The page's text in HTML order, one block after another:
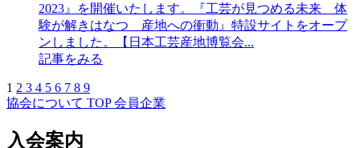
2023』を開催いたします。『工芸が見つめる未来 体
験が解きはなつ 産地への衝動』特設サイトをオープ
ンしました。【日本工芸産地博覧会...
記事をみる
1 2 3 4 5 6 7 8 9
協会について TOP 会員企業
入会案内